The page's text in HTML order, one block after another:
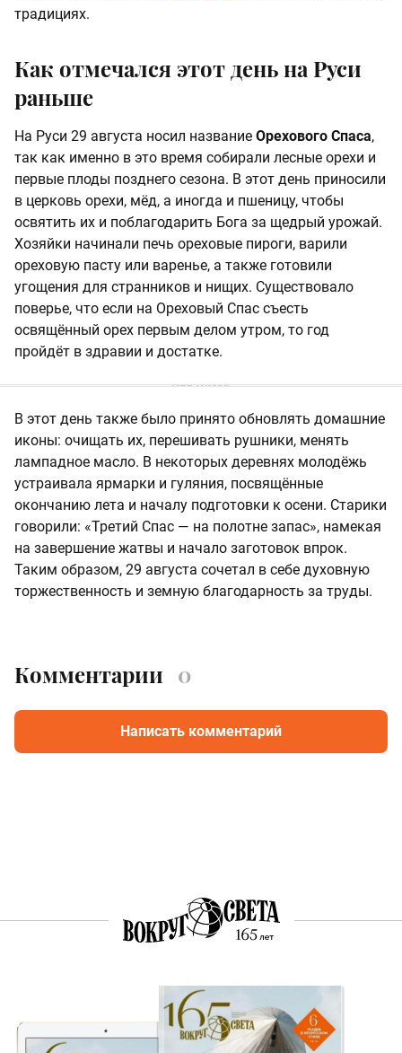
традициях.
Как отмечался этот день на Руси
раньше
На Руси 29 августа носил название Орехового Спаса,
так как именно в это время собирали лесные орехи и
первые плоды позднего сезона. В этот день приносили
в церковь орехи, мёд, а иногда и пшеницу, чтобы
освятить их и поблагодарить Бога за щедрый урожай.
Хозяйки начинали печь ореховые пироги, варили
ореховую пасту или варенье, а также готовили
угощения для странников и нищих. Существовало
поверье, что если на Ореховый Спас съесть
освящённый орех первым делом утром, то год
пройдёт в здравии и достатке.
В этот день также было принято обновлять домашние
иконы: очищать их, перешивать рушники, менять
лампадное масло. В некоторых деревнях молодёжь
устраивала ярмарки и гуляния, посвящённые
окончанию лета и началу подготовки к осени. Старики
говорили: «Третий Спас — на полотне запас», намекая
на завершение жатвы и начало заготовок впрок.
Таким образом, 29 августа сочетал в себе духовную
торжественность и земную благодарность за труды.
Комментарии 0
Написать комментарий